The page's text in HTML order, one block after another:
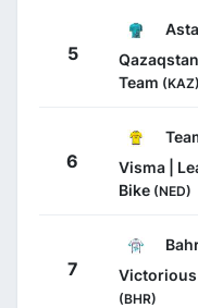
5
Qazaqstan
Team (KAZ)
6
Visma |
Bike (NED)
7
Victorious
(BHR)